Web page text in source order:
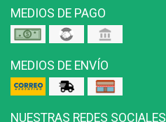
MEDIOS DE PAGO
MEDIOS DE ENVÍO
NUESTRAS REDES SOCIALES